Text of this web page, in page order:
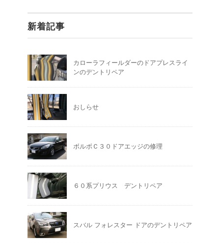
新着記事
カローラフィールダーのドアプレスライ
ンのデントリペア
おしらせ
ボルボＣ３０ドアエッジの修理
６０系プリウス デントリペア
スバル フォレスター ドアのデントリペア